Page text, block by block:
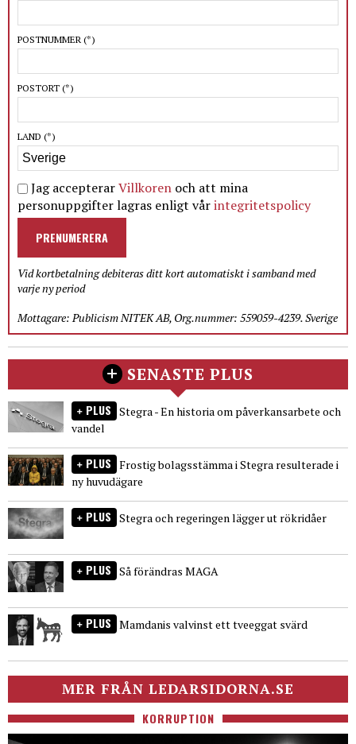
POSTNUMMER (*)
POSTORT (*)
LAND (*)
Jag accepterarVillkoren och att mina
personuppgifter lagras enligt vårintegritetspolicy
PRENUMERERA
Vid kortbetalning debiteras ditt kort automatiskt i samband med
varje ny period
Mottagare: Publicism NITEK AB, Org.nummer: 559059-4239. Sverige
SENASTE PLUS
PLUS Stegra - En historia om påverkansarbete och
vandel
PLUS Frostig bolagsstämma i Stegra resulterade i
ny huvudägare
PLUS Stegra och regeringen lägger ut rökridåer
PLUS Så förändras MAGA
PLUS Mamdanis valvinst ett tveeggat svärd
MER FRÅN LEDARSIDORNA.SE
KORRUPTION